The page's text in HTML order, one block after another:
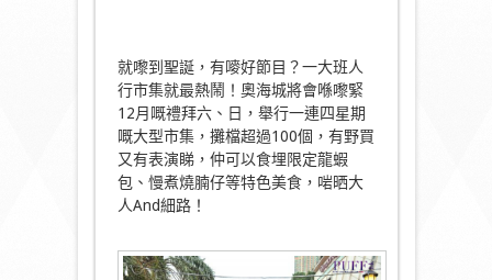
就嚟到聖誕，有嘜好節目？一大班人
行市集就最熱鬧！奧海城將會喺嚟緊
12月嘅禮拜六、日，舉行一連四星期
嘅大型市集，攤檔超過100個，有野買
又有表演睇，仲可以食埋限定龍蝦
包、慢煮燒腩仔等特色美食，啱晒大
人And細路！